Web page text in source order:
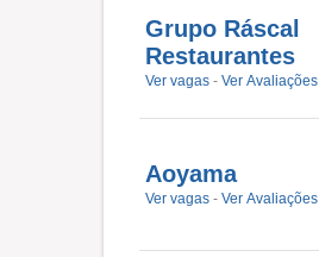
Grupo Ráscal
Restaurantes
Ver vagas - Ver Avaliações
Aoyama
Ver vagas - Ver Avaliações